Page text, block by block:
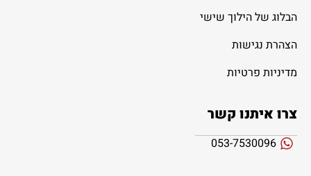
הבלוג של הילוך שישי
הצהרת נגישות
מדיניות פרטיות
צרו איתנו קשר
053-7530096